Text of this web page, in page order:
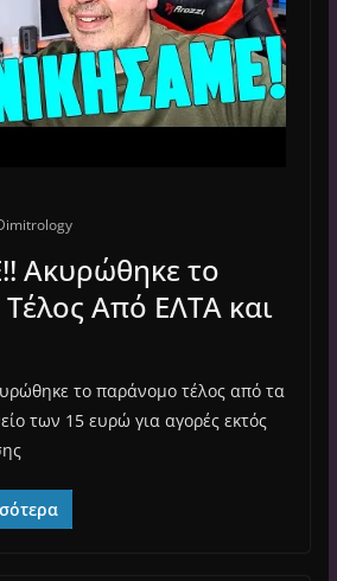
Ακυρώθηκε το
Από ΕΛΤΑ και
το παράνομο τέλος από τα
των 15 ευρώ για αγορές εκτός